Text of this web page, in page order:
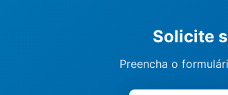
Solicite
Preencha o